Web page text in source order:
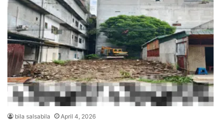
bila salsabila April 4, 2026